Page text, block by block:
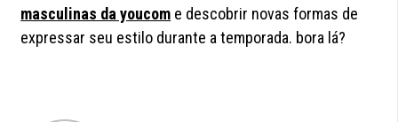
masculinas da youcom e descobrir novas formas de
expressar seu estilo durante a temporada. bora lá?